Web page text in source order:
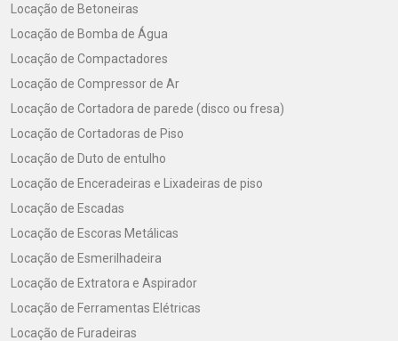
Locação de Betoneiras
Locação de Bomba de Água
Locação de Compactadores
Locação de Compressor de Ar
Locação de Cortadora de parede (disco ou fresa)
Locação de Cortadoras de Piso
Locação de Duto de entulho
Locação de Enceradeiras e Lixadeiras de piso
Locação de Escadas
Locação de Escoras Metálicas
Locação de Esmerilhadeira
Locação de Extratora e Aspirador
Locação de Ferramentas Elétricas
Locação de Furadeiras